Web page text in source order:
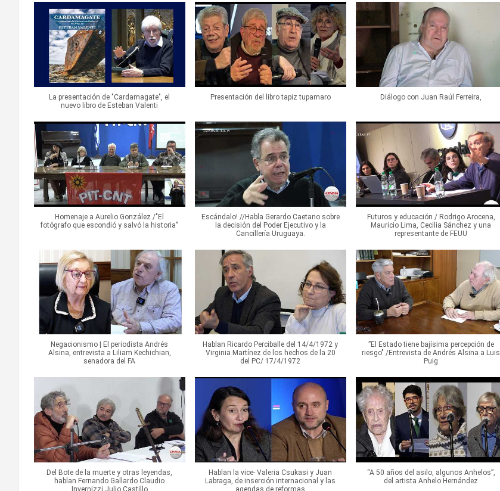
La presentación de "Cardamagate", el
nuevo libro de Esteban Valenti
Presentación del libro tapiz tupamaro Diálogo con Juan Raúl Ferreira,
Homenaje a Aurelio González /"El
fotógrafo que escondió y salvó la historia"
Escándalo! //Habla Gerardo Caetano sobre
la decisión del Poder Ejecutivo y la
Cancillería Uruguaya.
Futuros y educación / Rodrigo Arocena,
Mauricio Lima, Cecilia Sánchez y una
representante de FEUU
Negacionismo | El periodista Andrés
Alsina, entrevista a Liliam Kechichian,
senadora del FA
Hablan Ricardo Perciballe del 14/4/1972 y
Virginia Martínez de los hechos de la 20
del PC/ 17/4/1972
”El Estado tiene bajísima percepción de
riesgo" /Entrevista de Andrés Alsina a Luis
Puig
Del Bote de la muerte y otras leyendas,
hablan Fernando Gallardo Claudio
Invernizzi Julio Castillo
Hablan la vice- Valeria Csukasi y Juan
Labraga, de inserción internacional y las
agendas de reformas
“A 50 años del asilo, algunos Anhelos”,
del artista Anhelo Hernández